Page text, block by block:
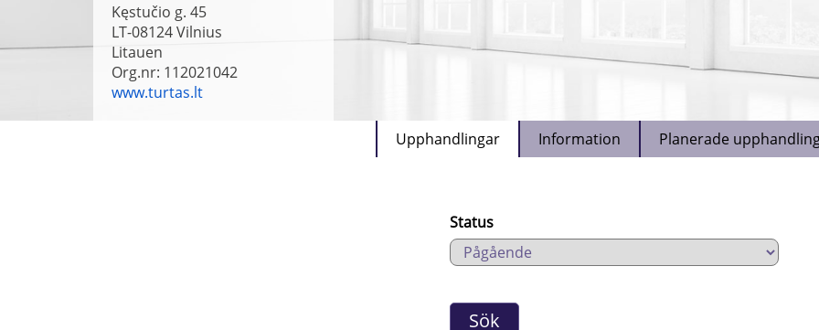
Kęstučio g. 45
LT-08124Vilnius
Litauen
Org.nr: 112021042
www.turtas.lt
Upphandlingar Information Planerade
Status